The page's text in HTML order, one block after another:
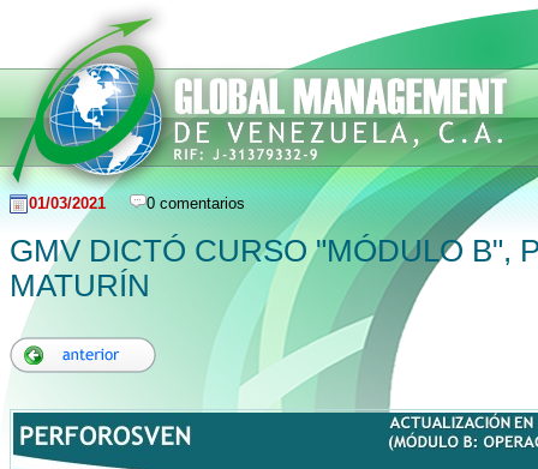
01/03/2021 0 comentarios
GMV DICTÓ CURSO "MÓDULO B",
MATURÍN